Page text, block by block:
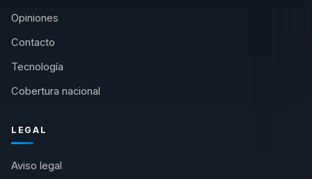
Opiniones
Contacto
Tecnología
Cobertura nacional
LEGAL
Aviso legal